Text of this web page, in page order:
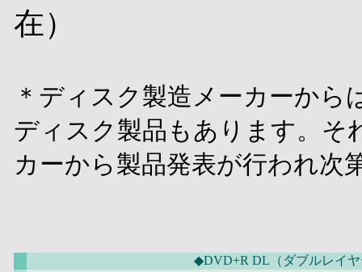
在）
＊ディスク製造メーカーか
ディスク製品もあります。そ
カーから製品発表が行われ次
◆DVD+R DL（ダブルレイ